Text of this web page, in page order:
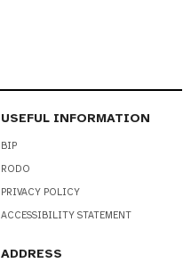
USEFUL INFORMATION
BIP
RODO
PRIVACY POLICY
ACCESSIBILITY STATEMENT
ADDRESS